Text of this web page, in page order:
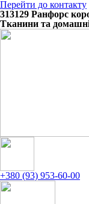
Перейти до контакту
313129 Ранфорс
Тканини та
+380 (93) 953-60-00